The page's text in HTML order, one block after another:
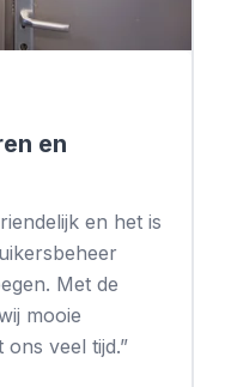
en
en het is
Met de
mooie
veel tijd.”